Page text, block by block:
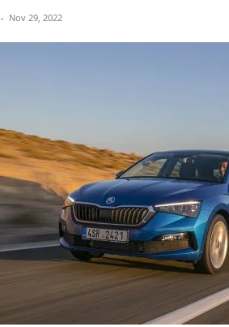
- Nov 29, 2022